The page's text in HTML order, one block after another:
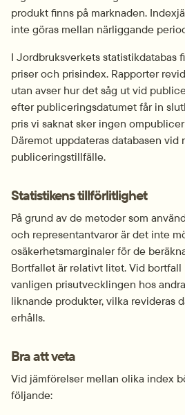
produkt finns på marknaden.
inte göras mellan närliggande
I Jordbruksverkets statistikdatabas
priser och prisindex. Rapporter
utan avser hur det såg ut vid
efter publiceringsdatumet får in
pris vi saknat sker ingen
Däremot uppdateras databasen vid
publiceringstillfälle.
Statistikens tillförlitlighet
På grund av de metoder som
och representantvaror är det inte
osäkerhetsmarginaler för de
Bortfallet är relativt litet. Vid bortfall
vanligen prisutvecklingen hos
liknande produkter, vilka revideras
erhålls.
Bra att veta
Vid jämförelser mellan olika index
följande: